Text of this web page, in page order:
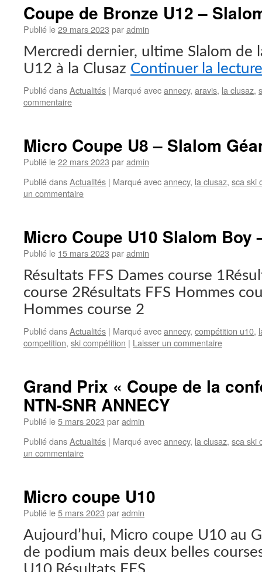
Coupe de Bronze U12 –
Publié le29 mars 2023 paradmin
Mercredi dernier, ultime Slalom de
U12 à la Clusaz Continuer la
Publié dansActualités | Marqué avecannecy, aravis, la clusaz,
commentaire
Micro Coupe U8 – Slalom
Publié le22 mars 2023 paradmin
Publié dansActualités | Marqué avecannecy, la clusaz, sca ski
un commentaire
Micro Coupe U10 Slalom Boy
Publié le 15 mars 2023 paradmin
Résultats FFS Dames course
course 2Résultats FFS Hommes
Hommes course 2
Publié dansActualités | Marqué avecannecy, compétition u10,
competition, ski compétition | Laisser un commentaire
Grand Prix « Coupe de la
NTN-SNR ANNECY
Publié le5 mars 2023 paradmin
Publié dansActualités | Marqué avecannecy, la clusaz, sca ski
un commentaire
Micro coupe U10
Publié le5 mars 2023 paradmin
Aujourd’hui, Micro coupe U10 au
de podium mais deux belles